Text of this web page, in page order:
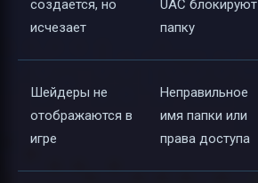
создаётся, но
исчезает
UAC блокируют
папку
Шейдеры не
отображаются в
игре
Неправильное
имя папки или
права доступа